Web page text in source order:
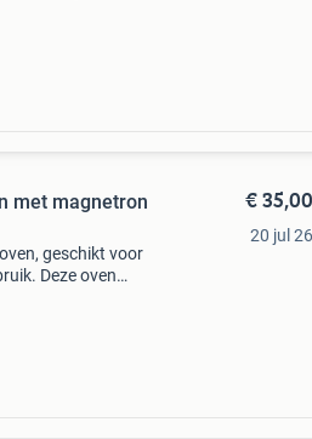
met magnetron
geschikt voor
Deze oven
€ 35,00
20 jul 26